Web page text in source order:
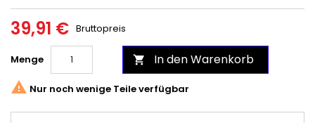
39,91 € Bruttopreis
Menge  In den Warenkorb
 Nur noch wenige Teile verfügbar